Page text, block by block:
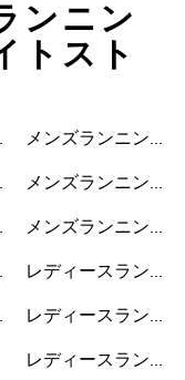
ンニン
トスト
メンズランニング
メンズランニング
メンズランニング
レディースランニ
レディースランニ
ツ
レディースランニ